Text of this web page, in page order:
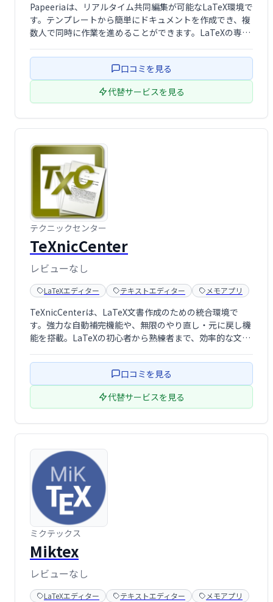
Papeeriaは、リアルタイム共同編集が可能なLaTeX環境で
す。テンプレートから簡単にドキュメントを作成でき、複
数人で同時に作業を進めることができます。LaTeXの専門
口コミを見る
代替サービスを見る
テクニックセンター
TeXnicCenter
レビューなし
LaTeXエディター テキストエディター メモアプリ
TeXnicCenterは、LaTeX文書作成のための統合環境で
す。強力な自動補完機能や、無限のやり直し・元に戻し機
能を搭載。LaTeXの初心者から熟練者まで、効率的な文書
口コミを見る
代替サービスを見る
ミクテックス
Miktex
レビューなし
LaTeXエディター テキストエディター メモアプリ